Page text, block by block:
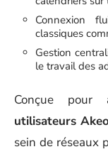
Connexion
classiques
Gestion
le travail des
Conçue pour
utilisateurs
sein de réseaux